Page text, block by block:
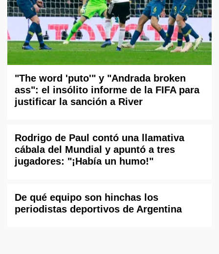
"The word 'puto'" y "Andrada broken
ass": el insólito informe de la FIFA para
justificar la sanción a River
Rodrigo de Paul contó una llamativa
cábala del Mundial y apuntó a tres
jugadores: "¡Había un humo!"
De qué equipo son hinchas los
periodistas deportivos de Argentina